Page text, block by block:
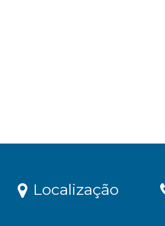
Localização